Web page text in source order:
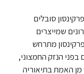
סובלים
שמייצרים
מתרחש
בפני הנזק החמצוני,
מן האמת בתיאוריה